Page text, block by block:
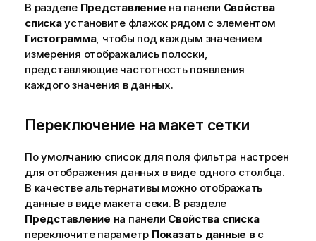
В разделе Представление на панели Свойства
спискаустановите флажок рядом с элементом
Гистограмма, чтобы под каждым значением
измерения отображались полоски,
представляющие частотность появления
каждого значения в данных.
Переключение на макет сетки
По умолчанию список для поля фильтра настроен
для отображения данных в виде одного столбца.
В качестве альтернативы можно отображать
данные в виде макета секи. В разделе
Представление на панели Свойства списка
переключите параметр Показать данные вс